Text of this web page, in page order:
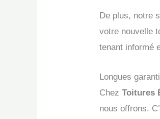
De plus, notre
votre nouvelle
tenant informé
Longues
ChezToitures
nous offrons.